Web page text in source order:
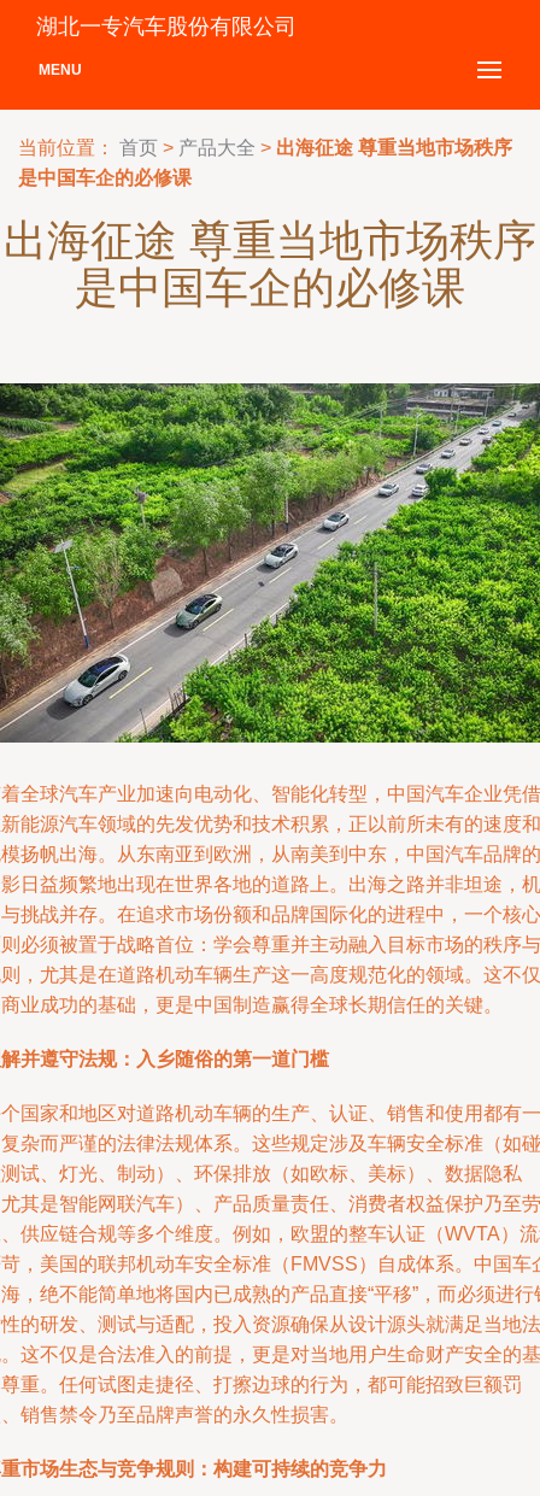
湖北一专汽车股份有限公司
MENU
当前位置： 首页 > 产品大全 > 出海征途 尊重当地市场秩序
是中国车企的必修课
出海征途 尊重当地市场秩序
是中国车企的必修课
全球汽车产业加速向电动化、智能化转型，中国汽车企业凭借
能源汽车领域的先发优势和技术积累，正以前所未有的速度和
扬帆出海。从东南亚到欧洲，从南美到中东，中国汽车品牌的
日益频繁地出现在世界各地的道路上。出海之路并非坦途，机
挑战并存。在追求市场份额和品牌国际化的进程中，一个核心
必须被置于战略首位：学会尊重并主动融入目标市场的秩序与
，尤其是在道路机动车辆生产这一高度规范化的领域。这不仅
业成功的基础，更是中国制造赢得全球长期信任的关键。
并遵守法规：入乡随俗的第一道门槛
国家和地区对道路机动车辆的生产、认证、销售和使用都有一
杂而严谨的法律法规体系。这些规定涉及车辆安全标准（如碰
试、灯光、制动）、环保排放（如欧标、美标）、数据隐私
其是智能网联汽车）、产品质量责任、消费者权益保护乃至劳
供应链合规等多个维度。例如，欧盟的整车认证（WVTA）
，美国的联邦机动车安全标准（FMVSS）自成体系。中国车
，绝不能简单地将国内已成熟的产品直接“平移”，而必须进行
的研发、测试与适配，投入资源确保从设计源头就满足当地法
这不仅是合法准入的前提，更是对当地用户生命财产安全的基
重。任何试图走捷径、打擦边球的行为，都可能招致巨额罚
销售禁令乃至品牌声誉的永久性损害。
市场生态与竞争规则：构建可持续的竞争力